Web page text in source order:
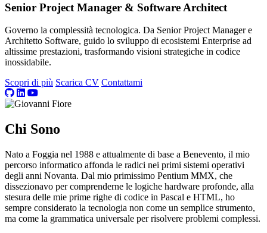
Senior Project Manager & Software Architect
Governo la complessità tecnologica. Da Senior Project Manager e
Architetto Software, guido lo sviluppo di ecosistemi Enterprise ad
altissime prestazioni, trasformando visioni strategiche in codice
inossidabile.
Scopri di più Scarica CV Contattami
Chi Sono
Nato a Foggia nel 1988 e attualmente di base a Benevento, il mio
percorso informatico affonda le radici nei primi sistemi operativi
degli anni Novanta. Dal mio primissimo Pentium MMX, che
dissezionavo per comprenderne le logiche hardware profonde, alla
stesura delle mie prime righe di codice in Pascal e HTML, ho
sempre considerato la tecnologia non come un semplice strumento,
ma come la grammatica universale per risolvere problemi complessi.